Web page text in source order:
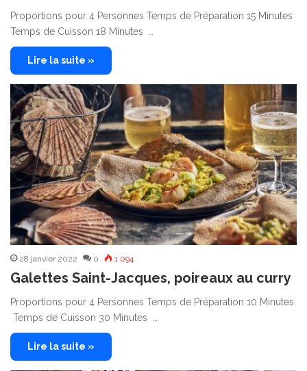
Proportions pour 4 Personnes Temps de Préparation 15 Minutes
Temps de Cuisson 18 Minutes …
Lire la suite »
28 janvier 2022 0 1 094
Galettes Saint-Jacques, poireaux au curry
Proportions pour 4 Personnes Temps de Préparation 10 Minutes
Temps de Cuisson 30 Minutes …
Lire la suite »